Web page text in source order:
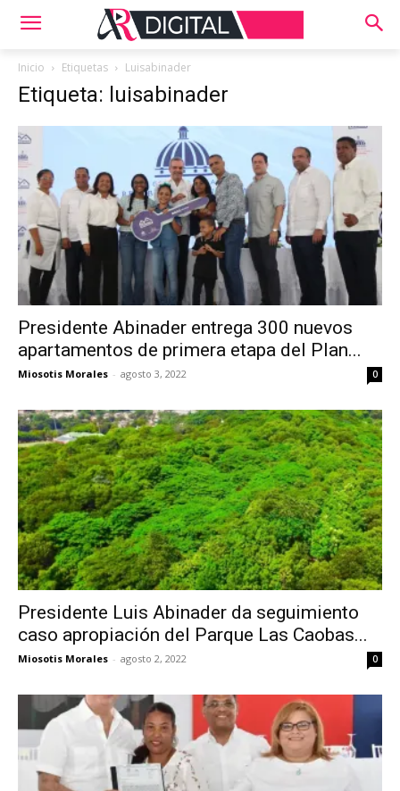
Inicio Etiquetas Luisabinader
Etiqueta: luisabinader
Presidente Abinader entrega 300 nuevos
apartamentos de primera etapa del Plan...
Miosotis Morales - agosto 3, 2022 0
Presidente Luis Abinader da seguimiento
caso apropiación del Parque Las Caobas...
Miosotis Morales - agosto 2, 2022 0